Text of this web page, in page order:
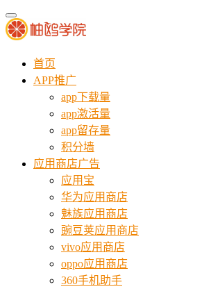
首页
APP推广
app下载量
app激活量
app留存量
积分墙
应用商店广告
应用宝
华为应用商店
魅族应用商店
豌豆荚应用商店
vivo应用商店
oppo应用商店
360手机助手